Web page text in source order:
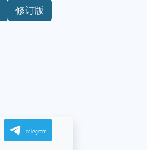
修订版
telegram